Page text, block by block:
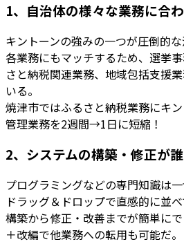
1、自治体の様々な業務に合
キントーンの強みの一つが圧倒的
各業務にもマッチするため、選挙
さと納税関連業務、地域包括支援
いる。
焼津市ではふるさと納税業務にキ
管理業務を2週間→1日に短縮！
2、システムの構築・修正が
プログラミングなどの専門知識は
ドラッグ＆ドロップで直感的に並
構築から修正・改善までが簡単に
＋改編で他業務への転用も可能だ。